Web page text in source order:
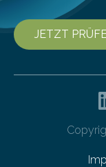
JETZT